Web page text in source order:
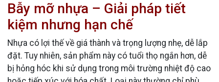
Bẫy mỡ nhựa – Giải pháp tiết
kiệm nhưng hạn chế
Nhựa có lợi thế về giá thành và trọng lượng nhẹ, dễ lắp
đặt. Tuy nhiên, sản phẩm này có tuổi thọ ngắn hơn, dễ
bị hỏng hóc khi sử dụng trong môi trường nhiệt độ cao